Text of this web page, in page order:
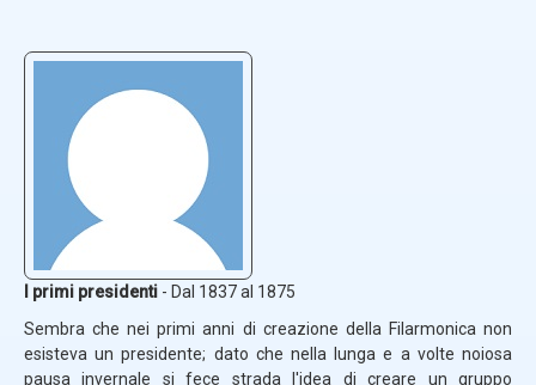
I primi presidenti - Dal 1837 al 1875
Sembra che nei primi anni di creazione della Filarmonica non
esisteva un presidente; dato che nella lunga e a volte noiosa
pausa invernale si fece strada l'idea di creare un gruppo